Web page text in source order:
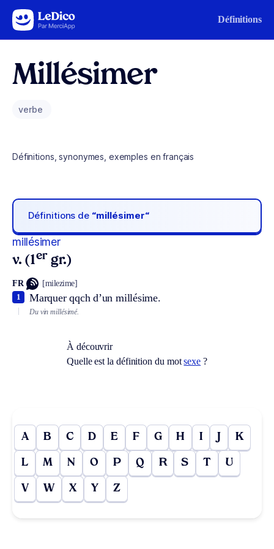
Aller au contenu Définitions
Millésimer
verbe
Définitions, synonymes, exemples en français
Définitions de “millésimer“
millésimer
v. (1er gr.)
FR [milezime]
Marquer qqch d’un millésime.
1
Du vin millésimé.
À découvrir
Quelle est la définition du motsexe ?
A B C D E F G H I J K
L M N O P Q R S T U
V W X Y Z